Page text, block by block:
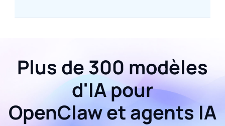
Plus de 300 modèles
d'IA pour
OpenClaw et agents IA